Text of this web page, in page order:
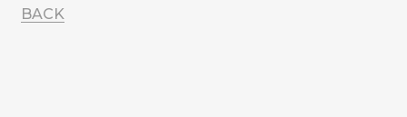
BACK